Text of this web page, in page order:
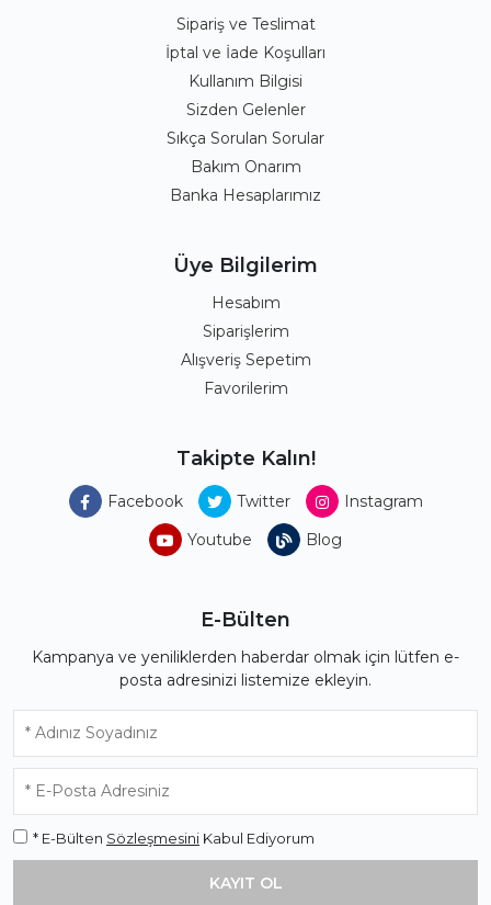
Sipariş ve Teslimat
İptal ve İade Koşulları
Kullanım Bilgisi
Sizden Gelenler
Sıkça Sorulan Sorular
Bakım Onarım
Banka Hesaplarımız
Üye Bilgilerim
Hesabım
Siparişlerim
Alışveriş Sepetim
Favorilerim
Takipte Kalın!
Facebook Twitter
Instagram
Youtube
Blog
E-Bülten
Kampanya ve yeniliklerden haberdar olmak için lütfen e-
posta adresinizi listemize ekleyin.
* E-Bülten Sözleşmesini Kabul Ediyorum